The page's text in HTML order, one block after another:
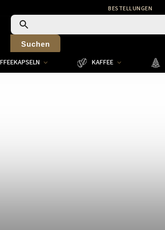
BESTELLUNGEN
Suchen
KAFFEE